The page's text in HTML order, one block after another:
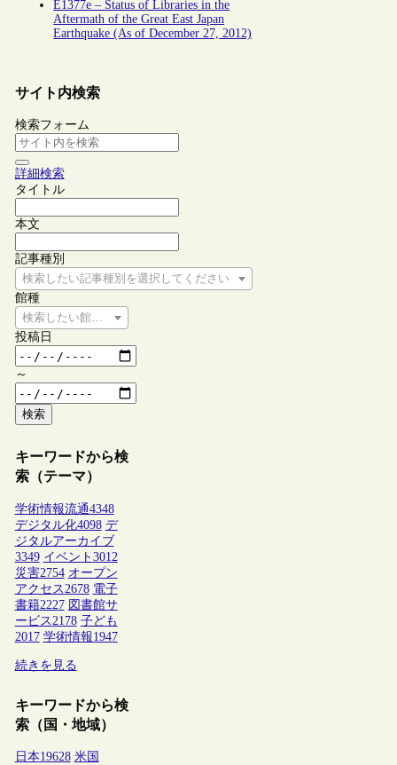
E1377e – Status of Libraries in the
Aftermath of the Great East Japan
Earthquake (As of December 27, 2012)
サイト内検索
検索フォーム
詳細検索
タイトル
本文
記事種別
検索したい記事種別を選択してください
館種
検索したい館種を選択してください
投稿日
～
検索
キーワードから検
索（テーマ）
学術情報流通4348
デジタル化4098 デ
ジタルアーカイブ
3349 イベント 3012
災害2754 オープン
アクセス 2678 電子
書籍2227 図書館サ
ービス 2178 子ども
2017 学術情報1947
続きを見る
キーワードから検
索（国・地域）
日本19628 米国